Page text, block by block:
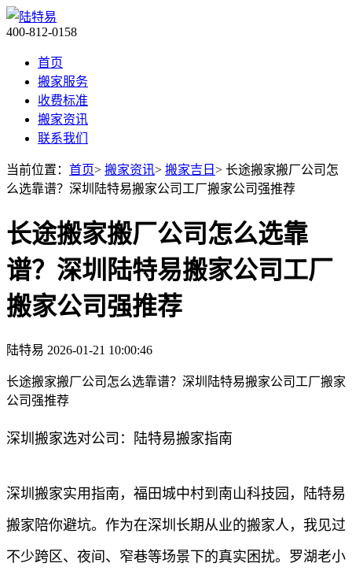
400-812-0158
首页
搬家服务
收费标准
搬家资讯
联系我们
当前位置： 首页> 搬家资讯> 搬家吉日 > 长途搬家搬厂公司怎
么选靠谱？深圳陆特易搬家公司工厂搬家公司强推荐
长途搬家搬厂公司怎么选靠
谱？深圳陆特易搬家公司工厂
搬家公司强推荐
陆特易 2026-01-21 10:00:46
长途搬家搬厂公司怎么选靠谱？深圳陆特易搬家公司工厂搬家
公司强推荐
深圳搬家选对公司：陆特易搬家指南
深圳搬家实用指南，福田城中村到南山科技园，陆特易
搬家陪你避坑。作为在深圳长期从业的搬家人，我见过
不少跨区、夜间、窄巷等场景下的真实困扰。罗湖老小